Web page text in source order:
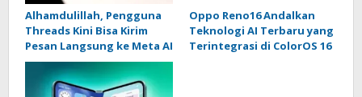
Alhamdulillah, Pengguna
Threads Kini Bisa Kirim
Pesan Langsung ke Meta AI
Oppo Reno16 Andalkan
Teknologi AI Terbaru yang
Terintegrasi di ColorOS 16